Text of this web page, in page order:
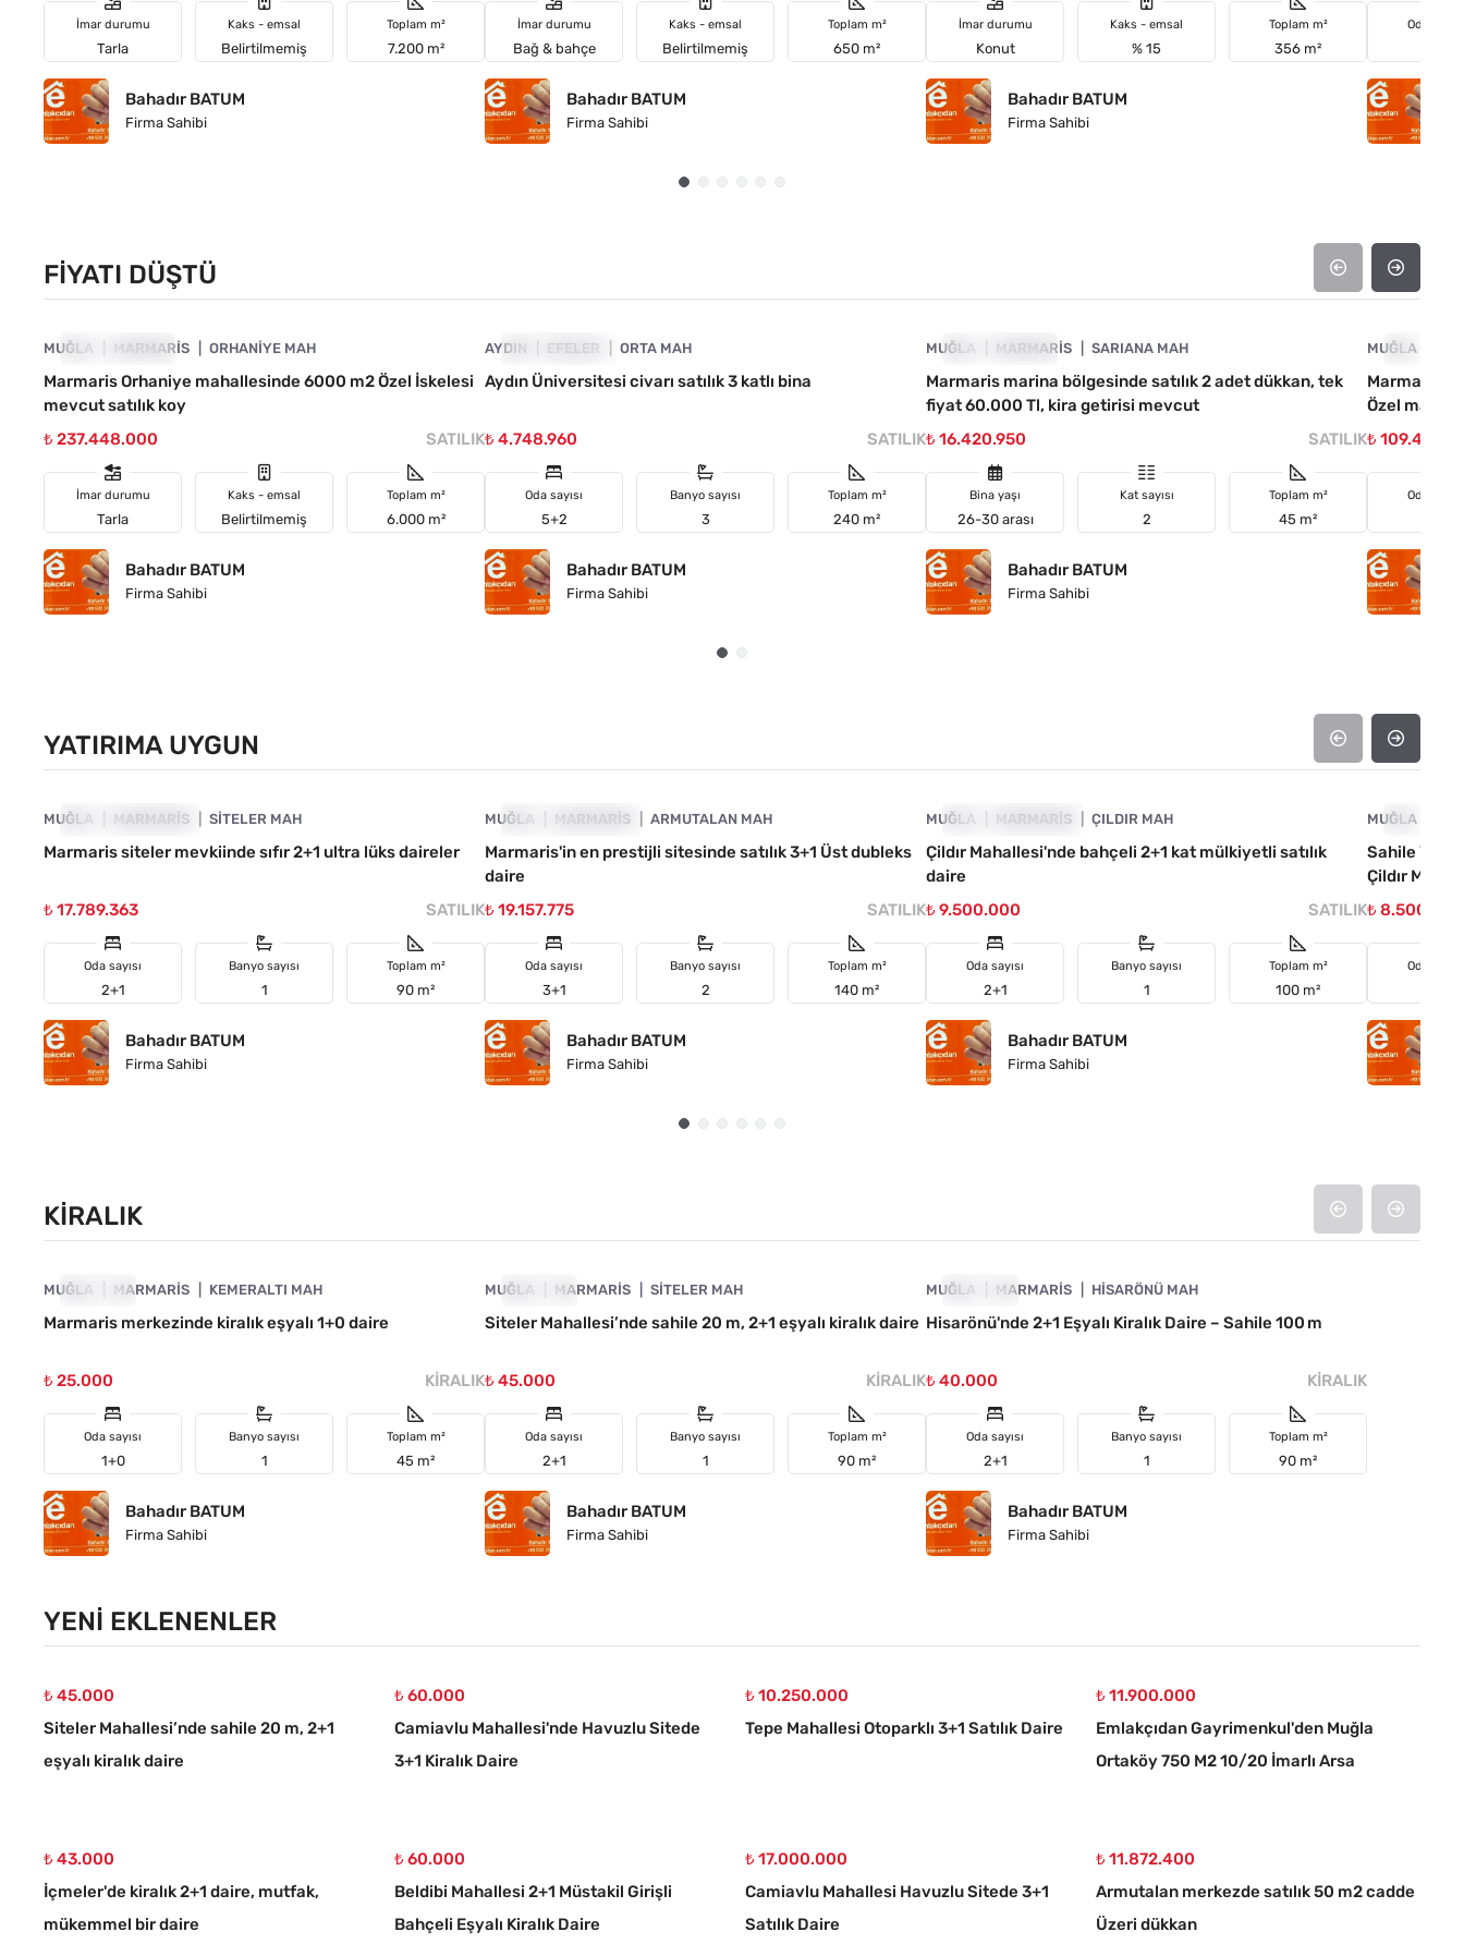
İmar durumu
Tarla
Kaks - emsal
Belirtilmemiş
Toplam m²
7.200 m²
Bahadır BATUM
Firma Sahibi
İmar durumu
Bağ & bahçe
Kaks - emsal
Belirtilmemiş
Toplam m²
650 m²
Bahadır BATUM
Firma Sahibi
İmar durumu
Konut
Kaks - emsal
% 15
Toplam m²
356 m²
Bahadır BATUM
Firma Sahibi
Oda
FIYATI DÜŞTÜ
FIYATI DÜŞTÜ
MUĞLA MARMARIS ORHANIYE MAH
Marmaris Orhaniye mahallesinde 6000 m2 Özel İskelesi
mevcut satılık koy
₺ 237.448.000
SATILIK
İmar durumu
Tarla
Kaks - emsal
Belirtilmemiş
Toplam m²
6.000 m²
Bahadır BATUM
Firma Sahibi
FIYATI DÜŞTÜ
AYDIN EFELER ORTA MAH
Aydın Üniversitesi civarı satılık 3 katlı bina
₺ 4.748.960 SATILIK
Oda sayısı
5+2
Banyo sayısı
3
Toplam m²
240 m²
Bahadır BATUM
Firma Sahibi
FIYATI DÜŞTÜ
MUĞLA MARMARIS SARIANA MAH
Marmaris marina bölgesinde satılık 2 adet dükkan, tek
fiyat 60.000 Tl, kira getirisi mevcut
₺ 16.420.950
SATILIK
Bina yaşı
26-30 arası
Kat sayısı
2
Toplam m²
45 m²
Bahadır BATUM
Firma Sahibi
FIYATI
MUĞLA
Marmaris
Özel
₺
Oda
YATIRIMA UYGUN
YATIRIMA UYGUN
MUĞLA MARMARIS SITELER MAH
Marmaris siteler mevkiinde sıfır 2+1 ultra lüks daireler
₺ 17.789.363 SATILIK
Oda sayısı
2+1
Banyo sayısı
1
Toplam m²
90 m²
Bahadır BATUM
Firma Sahibi
YATIRIMA UYGUN
MUĞLA MARMARIS ARMUTALAN MAH
Marmaris'in en prestijli sitesinde satılık 3+1 Üst dubleks
daire
₺ 19.157.775
SATILIK
Oda sayısı
3+1
Banyo sayısı
2
Toplam m²
140 m²
Bahadır BATUM
Firma Sahibi
YATIRIMA UYGUN
MUĞLA MARMARIS ÇILDIR MAH
Çildır Mahallesi'nde bahçeli 2+1 kat mülkiyetli satılık
daire
₺ 9.500.000
SATILIK
Oda sayısı
2+1
Banyo sayısı
1
Toplam m²
100 m²
Bahadır BATUM
Firma Sahibi
YATIRIMA
MUĞLA
Sahile
Çildır
₺ 8.500.000
Oda
KIRALIK
KIRALIK
MUĞLA MARMARIS KEMERALTI MAH
Marmaris merkezinde kiralık eşyalı 1+0 daire
₺ 25.000 KIRALIK
Oda sayısı
1+0
Banyo sayısı
1
Toplam m²
45 m²
Bahadır BATUM
Firma Sahibi
KIRALIK
MUĞLA MARMARIS SITELER MAH
Siteler Mahallesi’nde sahile 20 m, 2+1 eşyalı kiralık daire
₺ 45.000 KIRALIK
Oda sayısı
2+1
Banyo sayısı
1
Toplam m²
90 m²
Bahadır BATUM
Firma Sahibi
KIRALIK
MUĞLA MARMARIS HISARÖNÜ MAH
Hisarönü'nde 2+1 Eşyalı Kiralık Daire – Sahile 100 m
₺ 40.000 KIRALIK
Oda sayısı
2+1
Banyo sayısı
1
Toplam m²
90 m²
Bahadır BATUM
Firma Sahibi
YENI EKLENENLER
₺ 45.000
Siteler Mahallesi’nde sahile 20 m, 2+1
eşyalı kiralık daire
₺ 60.000
Camiavlu Mahallesi'nde Havuzlu Sitede
3+1 Kiralık Daire
₺ 10.250.000
Tepe Mahallesi Otoparklı 3+1 Satılık Daire
₺ 11.900.000
Emlakçıdan Gayrimenkul'den Muğla
Ortaköy 750 M2 10/20 İmarlı Arsa
₺ 43.000
İçmeler'de kiralık 2+1 daire, mutfak,
mükemmel bir daire
₺ 60.000
Beldibi Mahallesi 2+1 Müstakil Girişli
Bahçeli Eşyalı Kiralık Daire
₺ 17.000.000
Camiavlu Mahallesi Havuzlu Sitede 3+1
Satılık Daire
₺ 11.872.400
Armutalan merkezde satılık 50 m2 cadde
Üzeri dükkan